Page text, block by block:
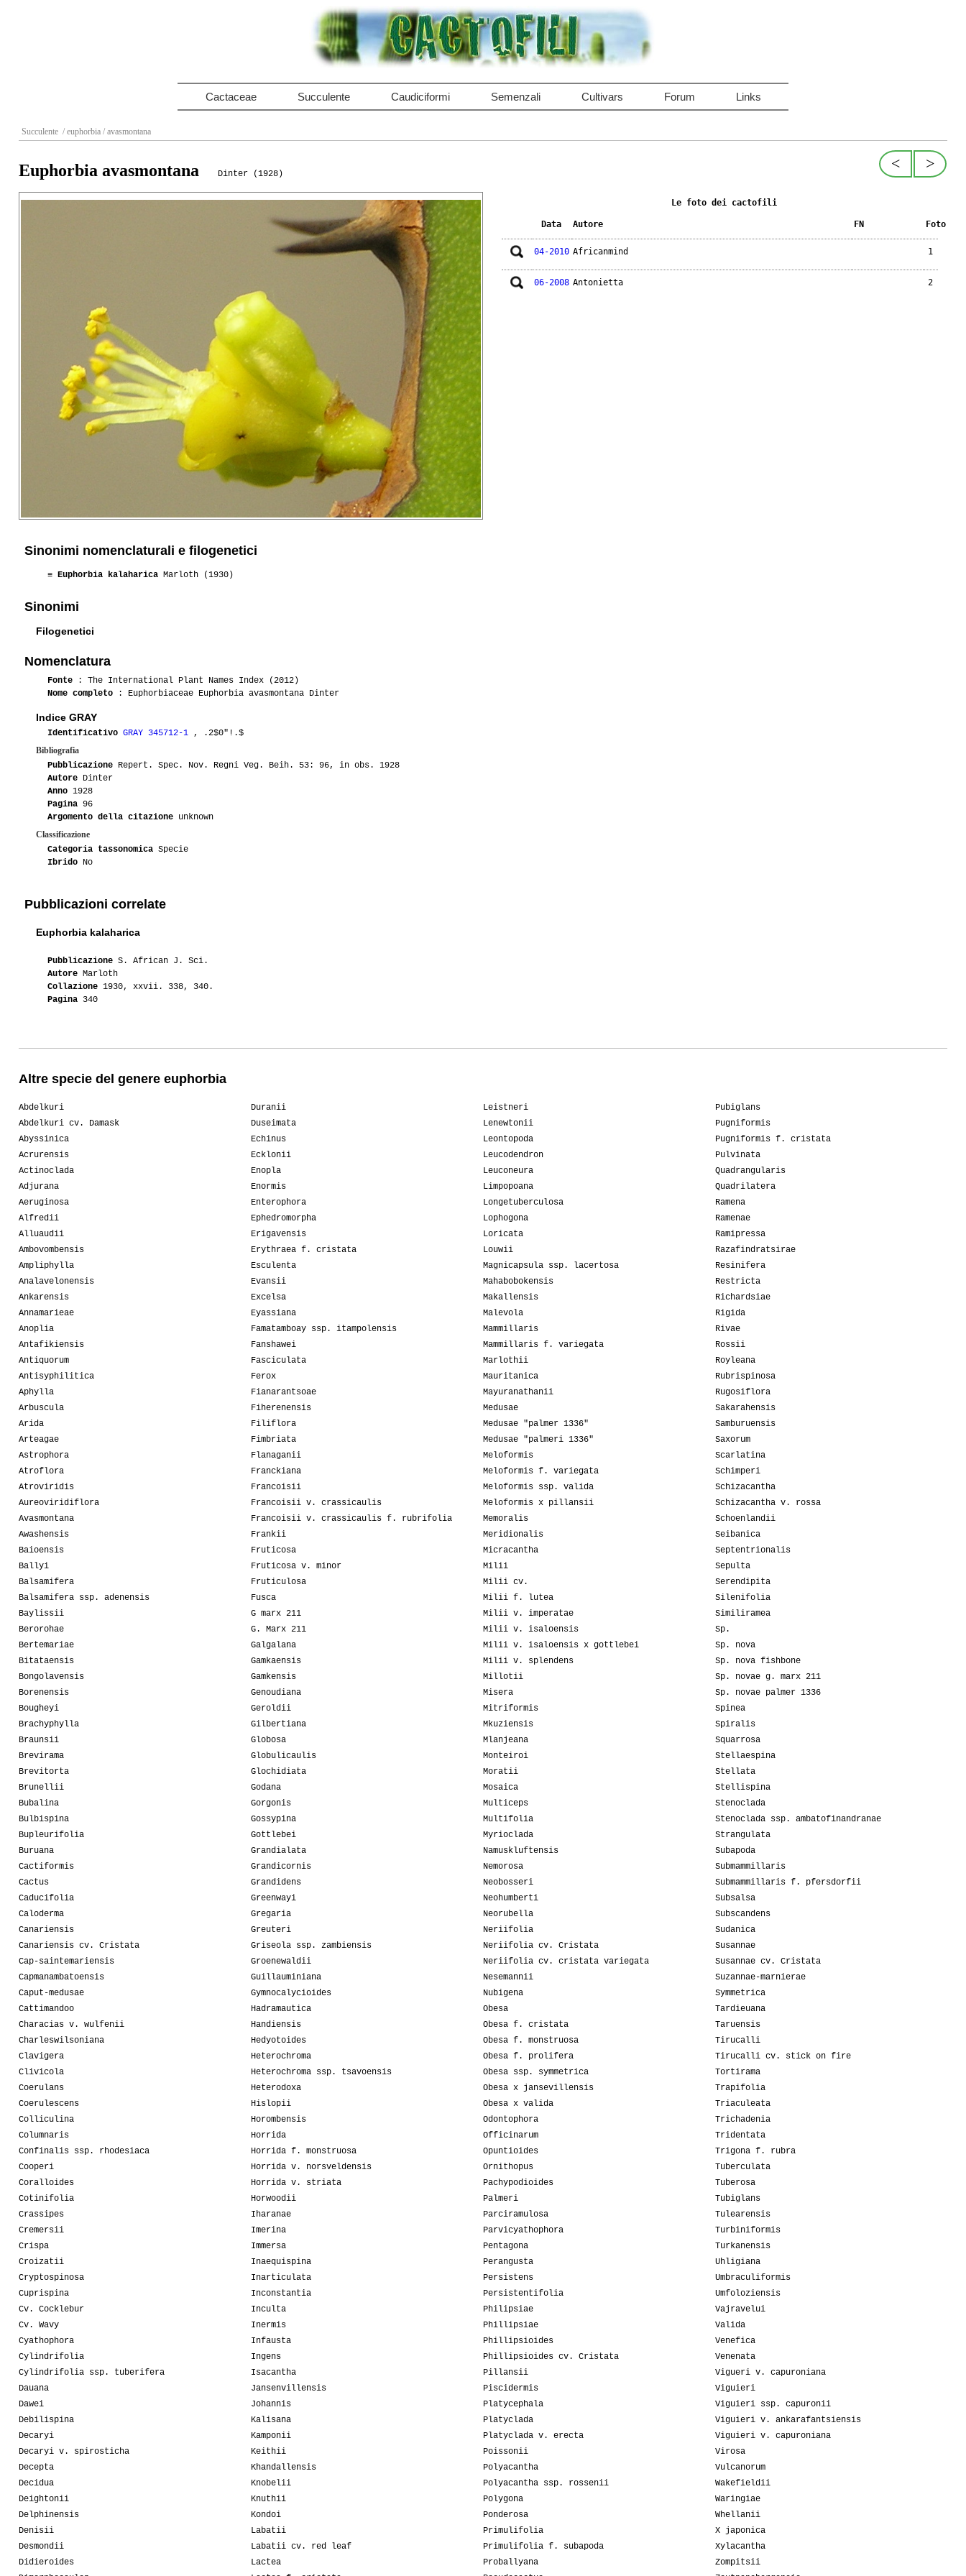
Cactaceae Succulente Caudiciformi Semenzali Cultivars Forum Links
Succulente / euphorbia / avasmontana
>
<
Euphorbia avasmontana Dinter (1928)
Le foto dei cactofili
Data Autore FN Foto
04-2010 Africanmind 1
06-2008 Antonietta 2
Sinonimi nomenclaturali e filogenetici
≡ Euphorbia kalaharica Marloth (1930)
Sinonimi
Filogenetici
Nomenclatura
Fonte : The International Plant Names Index (2012)
Nome completo : Euphorbiaceae Euphorbia avasmontana Dinter
Indice GRAY
Identificativo GRAY 345712-1 , .2$0"!.$
Bibliografia
Pubblicazione Repert. Spec. Nov. Regni Veg. Beih. 53: 96, in obs. 1928
Autore Dinter
Anno 1928
Pagina 96
Argomento della citazione unknown
Classificazione
Categoria tassonomica Specie
Ibrido No
Pubblicazioni correlate
Euphorbia kalaharica
Pubblicazione S. African J. Sci.
Autore Marloth
Collazione 1930, xxvii. 338, 340.
Pagina 340
Altre specie del genere euphorbia
Abdelkuri
Abdelkuri cv. Damask
Abyssinica
Acrurensis
Actinoclada
Adjurana
Aeruginosa
Alfredii
Alluaudii
Ambovombensis
Ampliphylla
Analavelonensis
Ankarensis
Annamarieae
Anoplia
Antafikiensis
Antiquorum
Antisyphilitica
Aphylla
Arbuscula
Arida
Arteagae
Astrophora
Atroflora
Atroviridis
Aureoviridiflora
Avasmontana
Awashensis
Baioensis
Ballyi
Balsamifera
Balsamifera ssp. adenensis
Baylissii
Berorohae
Bertemariae
Bitataensis
Bongolavensis
Borenensis
Bougheyi
Brachyphylla
Braunsii
Brevirama
Brevitorta
Brunellii
Bubalina
Bulbispina
Bupleurifolia
Buruana
Cactiformis
Cactus
Caducifolia
Caloderma
Canariensis
Canariensis cv. Cristata
Cap-saintemariensis
Capmanambatoensis
Caput-medusae
Cattimandoo
Characias v. wulfenii
Charleswilsoniana
Clavigera
Clivicola
Coerulans
Coerulescens
Colliculina
Columnaris
Confinalis ssp. rhodesiaca
Cooperi
Coralloides
Cotinifolia
Crassipes
Cremersii
Crispa
Croizatii
Cryptospinosa
Cuprispina
Cv. Cocklebur
Cv. Wavy
Cyathophora
Cylindrifolia
Cylindrifolia ssp. tuberifera
Dauana
Dawei
Debilispina
Decaryi
Decaryi v. spirosticha
Decepta
Decidua
Deightonii
Delphinensis
Denisii
Desmondii
Didieroides
Duranii
Duseimata
Echinus
Ecklonii
Enopla
Enormis
Enterophora
Ephedromorpha
Erigavensis
Erythraea f. cristata
Esculenta
Evansii
Excelsa
Eyassiana
Famatamboay ssp. itampolensis
Fanshawei
Fasciculata
Ferox
Fianarantsoae
Fiherenensis
Filiflora
Fimbriata
Flanaganii
Franckiana
Francoisii
Francoisii v. crassicaulis
Francoisii v. crassicaulis f. rubrifolia
Frankii
Fruticosa
Fruticosa v. minor
Fruticulosa
Fusca
G marx 211
G. Marx 211
Galgalana
Gamkaensis
Gamkensis
Genoudiana
Geroldii
Gilbertiana
Globosa
Globulicaulis
Glochidiata
Godana
Gorgonis
Gossypina
Gottlebei
Grandialata
Grandicornis
Grandidens
Greenwayi
Gregaria
Greuteri
Griseola ssp. zambiensis
Groenewaldii
Guillauminiana
Gymnocalycioides
Hadramautica
Handiensis
Hedyotoides
Heterochroma
Heterochroma ssp. tsavoensis
Heterodoxa
Hislopii
Horombensis
Horrida
Horrida f. monstruosa
Horrida v. norsveldensis
Horrida v. striata
Horwoodii
Iharanae
Imerina
Immersa
Inaequispina
Inarticulata
Inconstantia
Inculta
Inermis
Infausta
Ingens
Isacantha
Jansenvillensis
Johannis
Kalisana
Kamponii
Keithii
Khandallensis
Knobelii
Knuthii
Kondoi
Labatii
Labatii cv. red leaf
Lactea
Leistneri
Lenewtonii
Leontopoda
Leucodendron
Leuconeura
Limpopoana
Longetuberculosa
Lophogona
Loricata
Louwii
Magnicapsula ssp. lacertosa
Mahabobokensis
Makallensis
Malevola
Mammillaris
Mammillaris f. variegata
Marlothii
Mauritanica
Mayuranathanii
Medusae
Medusae "palmer 1336"
Medusae "palmeri 1336"
Meloformis
Meloformis f. variegata
Meloformis ssp. valida
Meloformis x pillansii
Memoralis
Meridionalis
Micracantha
Milii
Milii cv.
Milii f. lutea
Milii v. imperatae
Milii v. isaloensis
Milii v. isaloensis x gottlebei
Milii v. splendens
Millotii
Misera
Mitriformis
Mkuziensis
Mlanjeana
Monteiroi
Moratii
Mosaica
Multiceps
Multifolia
Myrioclada
Namuskluftensis
Nemorosa
Neobosseri
Neohumberti
Neorubella
Neriifolia
Neriifolia cv. Cristata
Neriifolia cv. cristata variegata
Nesemannii
Nubigena
Obesa
Obesa f. cristata
Obesa f. monstruosa
Obesa f. prolifera
Obesa ssp. symmetrica
Obesa x jansevillensis
Obesa x valida
Odontophora
Officinarum
Opuntioides
Ornithopus
Pachypodioides
Palmeri
Parciramulosa
Parvicyathophora
Pentagona
Perangusta
Persistens
Persistentifolia
Philipsiae
Phillipsiae
Phillipsioides
Phillipsioides cv. Cristata
Pillansii
Piscidermis
Platycephala
Platyclada
Platyclada v. erecta
Poissonii
Polyacantha
Polyacantha ssp. rossenii
Polygona
Ponderosa
Primulifolia
Primulifolia f. subapoda
Proballyana
Pubiglans
Pugniformis
Pugniformis f. cristata
Pulvinata
Quadrangularis
Quadrilatera
Ramena
Ramenae
Ramipressa
Razafindratsirae
Resinifera
Restricta
Richardsiae
Rigida
Rivae
Rossii
Royleana
Rubrispinosa
Rugosiflora
Sakarahensis
Samburuensis
Saxorum
Scarlatina
Schimperi
Schizacantha
Schizacantha v. rossa
Schoenlandii
Seibanica
Septentrionalis
Sepulta
Serendipita
Silenifolia
Similiramea
Sp.
Sp. nova
Sp. nova fishbone
Sp. novae g. marx 211
Sp. novae palmer 1336
Spinea
Spiralis
Squarrosa
Stellaespina
Stellata
Stellispina
Stenoclada
Stenoclada ssp. ambatofinandranae
Strangulata
Subapoda
Submammillaris
Submammillaris f. pfersdorfii
Subsalsa
Subscandens
Sudanica
Susannae
Susannae cv. Cristata
Suzannae-marnierae
Symmetrica
Tardieuana
Taruensis
Tirucalli
Tirucalli cv. stick on fire
Tortirama
Trapifolia
Triaculeata
Trichadenia
Tridentata
Trigona f. rubra
Tuberculata
Tuberosa
Tubiglans
Tulearensis
Turbiniformis
Turkanensis
Uhligiana
Umbraculiformis
Umfoloziensis
Vajravelui
Valida
Venefica
Venenata
Vigueri v. capuroniana
Viguieri
Viguieri ssp. capuronii
Viguieri v. ankarafantsiensis
Viguieri v. capuroniana
Virosa
Vulcanorum
Wakefieldii
Waringiae
Whellanii
X japonica
Xylacantha
Zompitsii